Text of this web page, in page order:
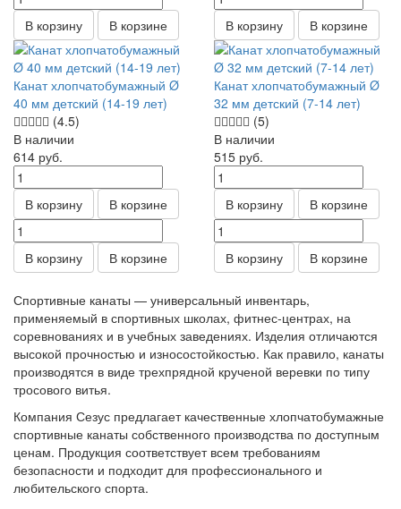
В корзину В корзине В корзину В корзине
Канат хлопчатобумажный Ø
40 мм детский (14-19 лет)
(4.5)
В наличии
614 руб.
В корзину В корзине
В корзину В корзине
Канат хлопчатобумажный Ø
32 мм детский (7-14 лет)
(5)
В наличии
515 руб.
В корзину В корзине
В корзину В корзине
Спортивные канаты — универсальный инвентарь,
применяемый в спортивных школах, фитнес-центрах, на
соревнованиях и в учебных заведениях. Изделия отличаются
высокой прочностью и износостойкостью. Как правило, канаты
производятся в виде трехпрядной крученой веревки по типу
тросового витья.
Компания Сезус предлагает качественные хлопчатобумажные
спортивные канаты собственного производства по доступным
ценам. Продукция соответствует всем требованиям
безопасности и подходит для профессионального и
любительского спорта.